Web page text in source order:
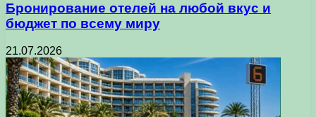
Бронирование отелей на любой вкус и
бюджет по всему миру
21.07.2026